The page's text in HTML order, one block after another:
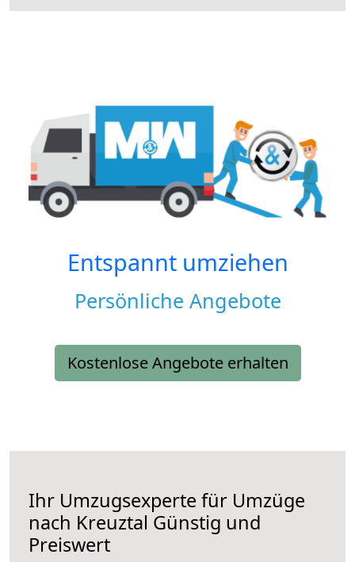
Entspannt umziehen
Persönliche Angebote
Kostenlose Angebote erhalten
Ihr Umzugsexperte für Umzüge
nach Kreuztal Günstig und
Preiswert